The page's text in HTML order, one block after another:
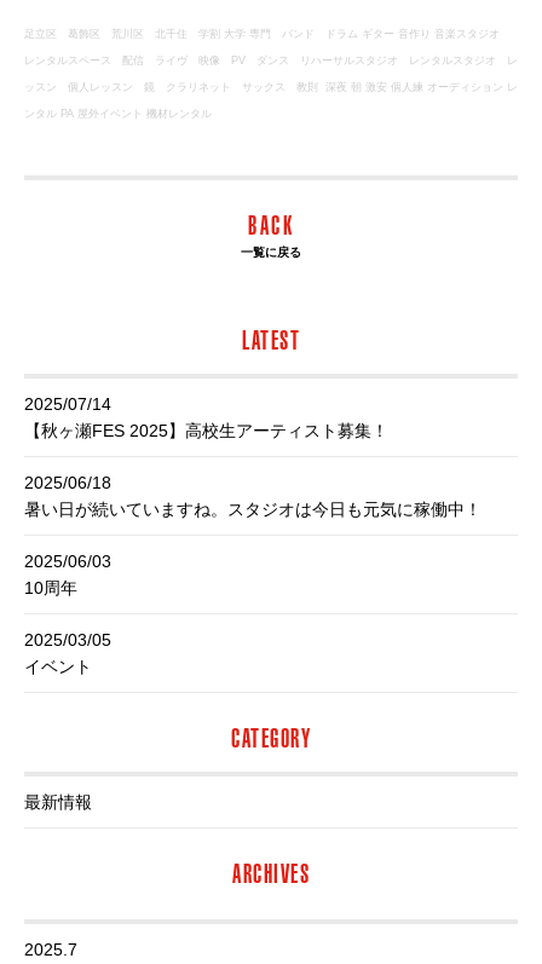
足立区 葛飾区 荒川区 北千住 学割 大学 専門 バンド ドラム ギター 音作り 音楽スタジオ
レンタルスペース 配信 ライヴ 映像 PV ダンス リハーサルスタジオ レンタルスタジオ レ
ッスン 個人レッスン 鏡 クラリネット サックス 教則 深夜 朝 激安 個人練 オーディション レ
ンタル PA 屋外イベント 機材レンタル
BACK
一覧に戻る
LATEST
2025/07/14
【秋ヶ瀬FES 2025】高校生アーティスト募集！
2025/06/18
暑い日が続いていますね。スタジオは今日も元気に稼働中！
2025/06/03
10周年
2025/03/05
イベント
CATEGORY
最新情報
ARCHIVES
2025.7